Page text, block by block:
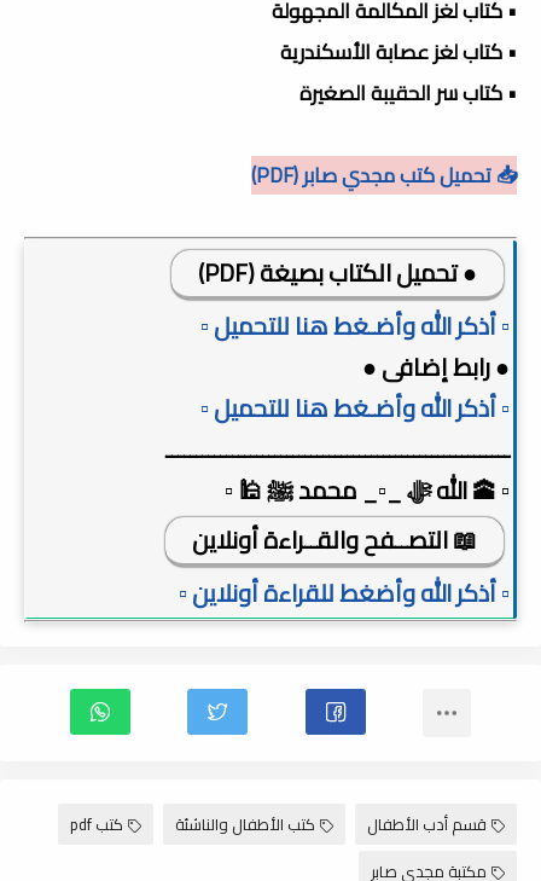
• كتاب لغز المكالمة المجهولة
• كتاب لغز عصابة الأسكندرية
• كتاب سر الحقيبة الصغيرة
📥 تحميل كتب مجدي صابر (PDF)
● تحميل الكتاب بصيغة (PDF)
▫️ أذكر الله وأضـغط هنا للتحميل ▫️
● رابط إضافى ●
▫️ أذكر الله وأضـغط هنا للتحميل ▫️
ـــــــــــــــــــــــــــــــــــــــــــــــــــــــــ
▫️ 🕋 الله ﷻ _▫️_ محمد ﷺ 🕌 ▫️
📖 التصــفح والقــراءة أونلاين
▫️ أذكر الله وأضغط للقراءة أونلاين ▫️
قسم أدب الأطفال كتب الأطفال والناشئة
كتب pdf
مكتبة مجدي صابر